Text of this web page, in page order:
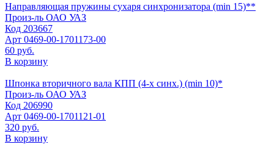
Направляющая пружины сухаря синхронизатора (min 15)**
Произ-ль ОАО УАЗ
Код 203667
Арт 0469-00-1701173-00
60 руб.
В корзину
Шпонка вторичного вала КПП (4-х синх.) (min 10)*
Произ-ль ОАО УАЗ
Код 206990
Арт 0469-00-1701121-01
320 руб.
В корзину